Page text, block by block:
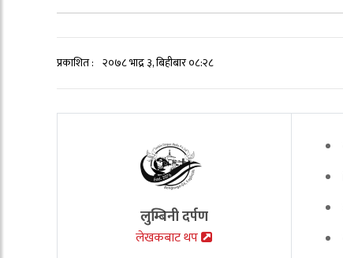
प्रकाशित : २०७८ भाद्र ३, बिहीबार ०८:२८
लुम्बिनी दर्पण
लेखकबाट थप